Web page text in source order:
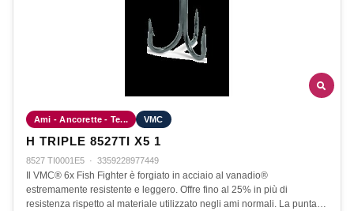
Ami - Ancorette - Te... VMC
H TRIPLE 8527TI X5 1
8527 TI0001E5 · 3359228977449
Il VMC® 6x Fish Fighter è forgiato in acciaio al vanadio®
estremamente resistente e leggero. Offre fino al 25% in più di
resistenza rispetto al materiale utilizzato negli ami normali. La punta…